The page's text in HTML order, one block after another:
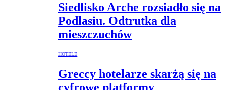
Siedlisko Arche rozsiadło się na
Podlasiu. Odtrutka dla
mieszczuchów
HOTELE
Greccy hotelarze skarżą się na